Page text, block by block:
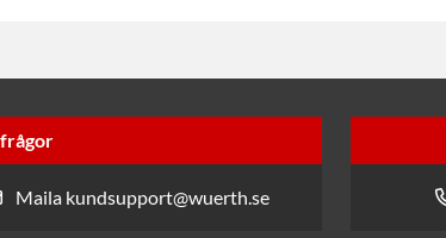
Maila kundsupport@wuerth.se